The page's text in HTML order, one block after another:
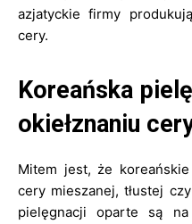
azjatyckie firmy
cery.
Koreańska
okiełznaniu
Mitem jest, że
cery mieszanej, tłustej
pielęgnacji oparte są na